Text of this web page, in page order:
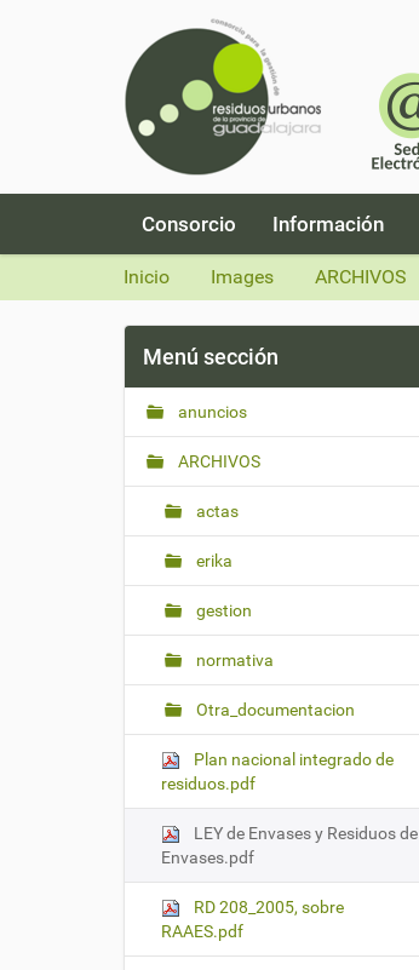
v
Consorcio Información
Inicio Images ARCHIVOS
Menú sección
anuncios
ARCHIVOS
actas
erika
gestion
normativa
Otra_documentacion
Plan nacional integrado de
residuos.pdf
LEY de Envases y Residuos de
Envases.pdf
RD 208_2005, sobre
RAAES.pdf